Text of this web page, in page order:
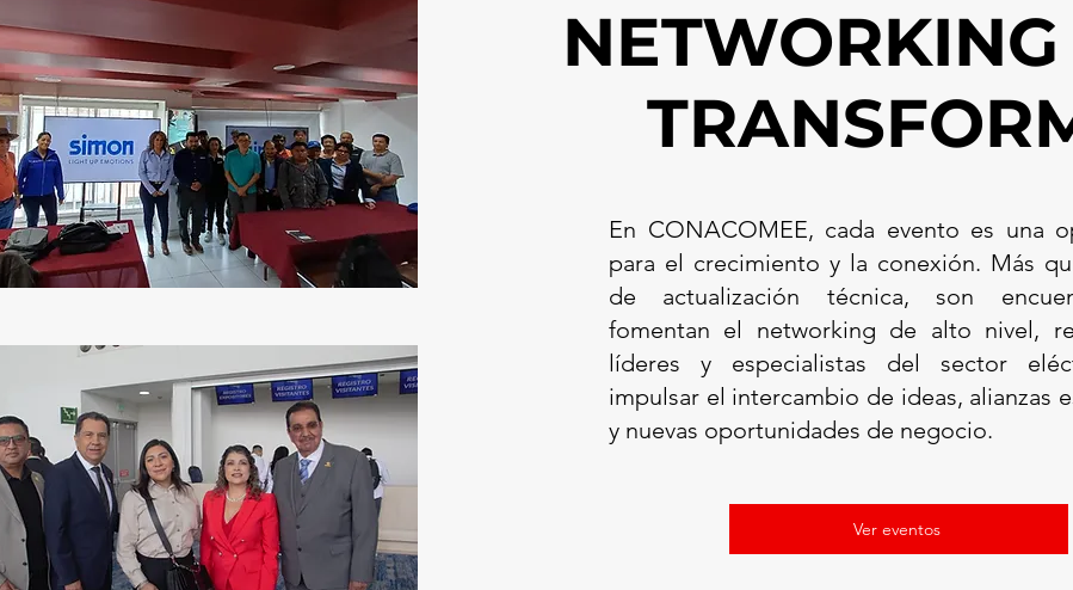
En CONACOMEE, cada evento es una
para el crecimiento y la conexión. Más
de actualización técnica, son
fomentan el networking de alto nivel,
líderes y especialistas del sector
impulsar el intercambio de ideas, alianzas
y nuevas oportunidades de negocio.
Ver eventos